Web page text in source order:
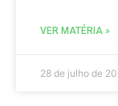
VER MATÉRIA »
28 de julho de